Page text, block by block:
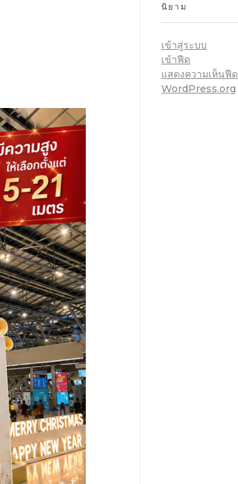
นิยาม
เข้าสู่ระบบ
เข้าฟีด
แสดงความเห็นฟีด
WordPress.org